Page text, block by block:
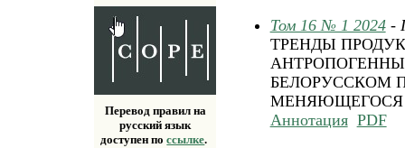
Перевод правил на
русский язык
доступен поссылке.
Том 16 № 1 2024-
ТРЕНДЫ
БЕЛОРУССКОМ
МЕНЯЮЩЕГОСЯ
Аннотация PDF